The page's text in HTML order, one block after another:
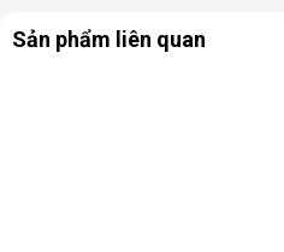
Sản phẩm liên quan